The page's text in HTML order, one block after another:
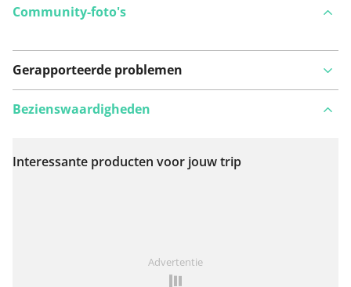
Community-foto's
Gerapporteerde problemen
Bekijk op kaart
Bezienswaardigheden
Interessante producten voor jouw trip
Advertentie